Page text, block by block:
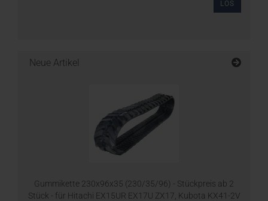
LOS
Neue Artikel
Gummikette 230x96x35 (230/35/96) - Stückpreis ab 2
Stück - für Hitachi EX15UR EX17U ZX17, Kubota KX41-2V